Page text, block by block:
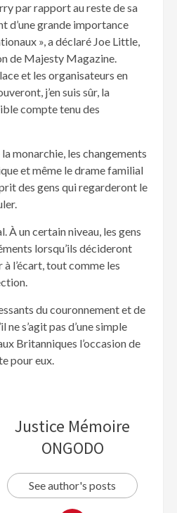
par rapport au reste de sa
d’une grande importance
», a déclaré Joe Little,
de Majesty Magazine.
et les organisateurs en
j’en suis sûr, la
compte tenu des
monarchie, les changements
et même le drame familial
des gens qui regarderont le
À un certain niveau, les gens
lorsqu’ils décideront
l’écart, tout comme les
du couronnement et de
ne s’agit pas d’une simple
Britanniques l’occasion de
pour eux.
Justice Mémoire
ONGODO
See author's posts